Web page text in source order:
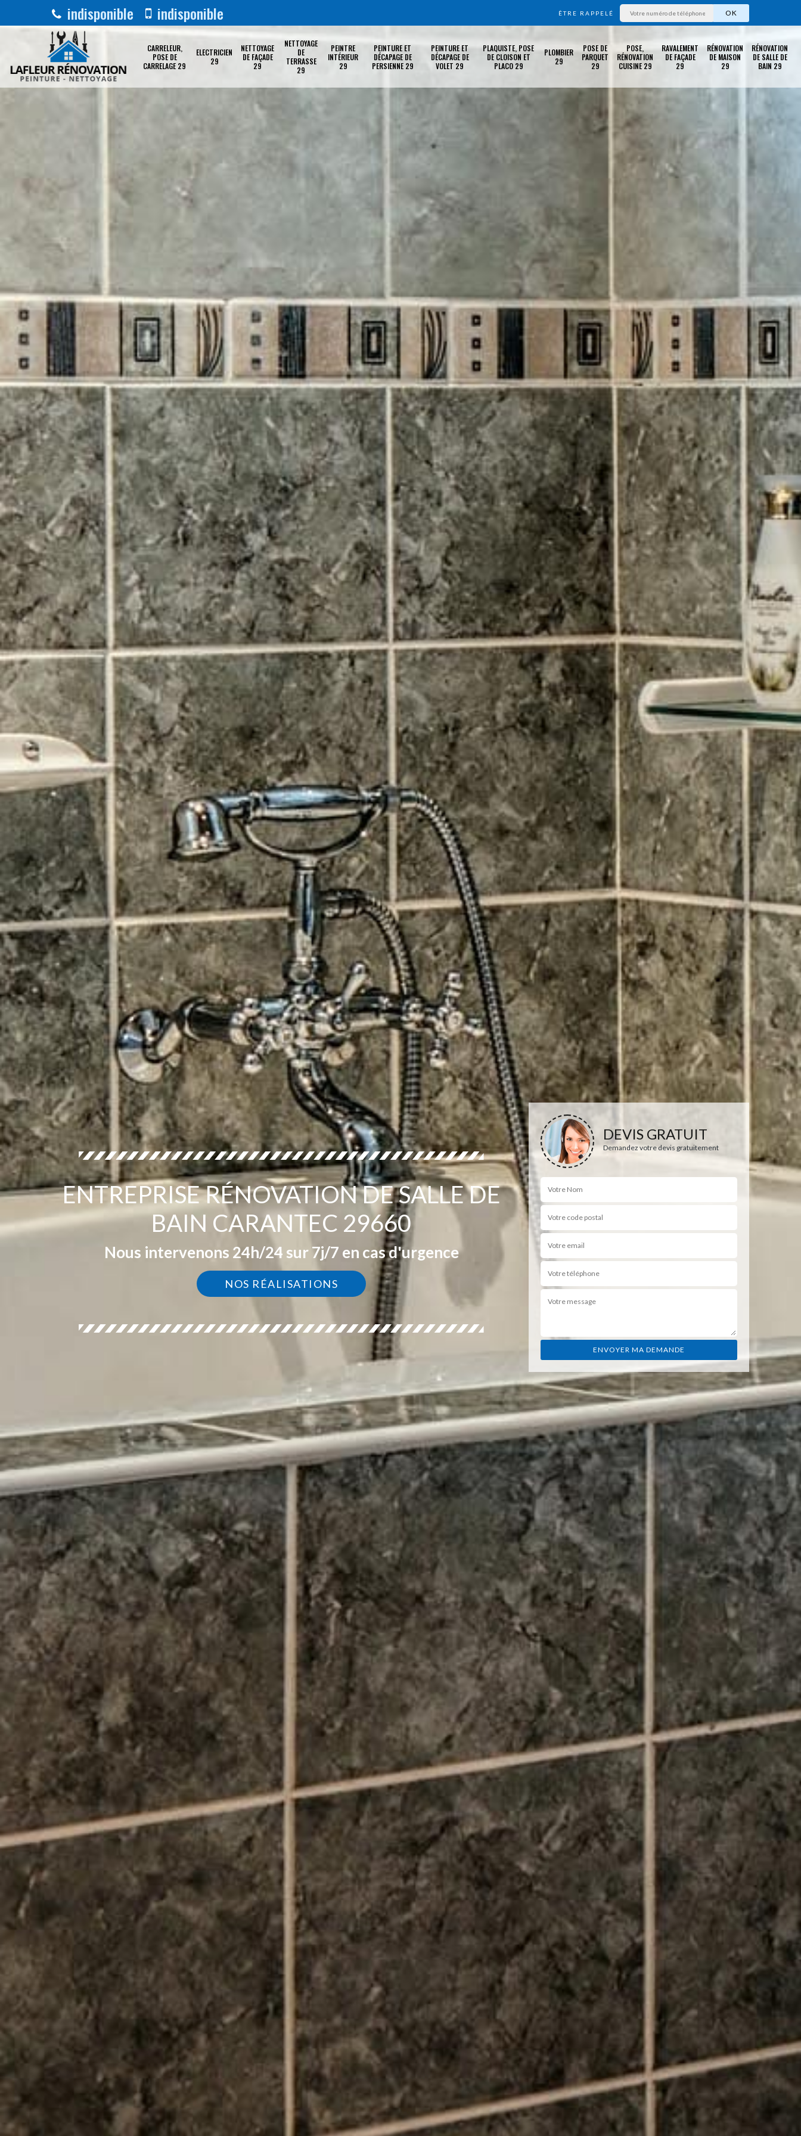
indisponible indisponible ÊTRE RAPPELÉ
CARRELEUR,
POSE DE
CARRELAGE 29
ELECTRICIEN
29
NETTOYAGE
DE FAÇADE
29
NETTOYAGE
DE
TERRASSE
29
PEINTRE
INTÉRIEUR
29
PEINTURE ET
DÉCAPAGE DE
PERSIENNE 29
PEINTURE ET
DÉCAPAGE DE
VOLET 29
PLAQUISTE, POSE
DE CLOISON ET
PLACO 29
PLOMBIER
29
POSE DE
PARQUET
29
POSE,
RÉNOVATION
CUISINE 29
RAVALEMENT
DE FAÇADE
29
RÉNOVATION
DE MAISON
29
RÉNOVATION
DE SALLE DE
BAIN 29
ENTREPRISE RÉNOVATION DE SALLE DE
BAIN CARANTEC 29660
Nous intervenons 24h/24 sur 7j/7 en cas d'urgence
NOS RÉALISATIONS
DEVIS GRATUIT
Demandez votre devis gratuitement